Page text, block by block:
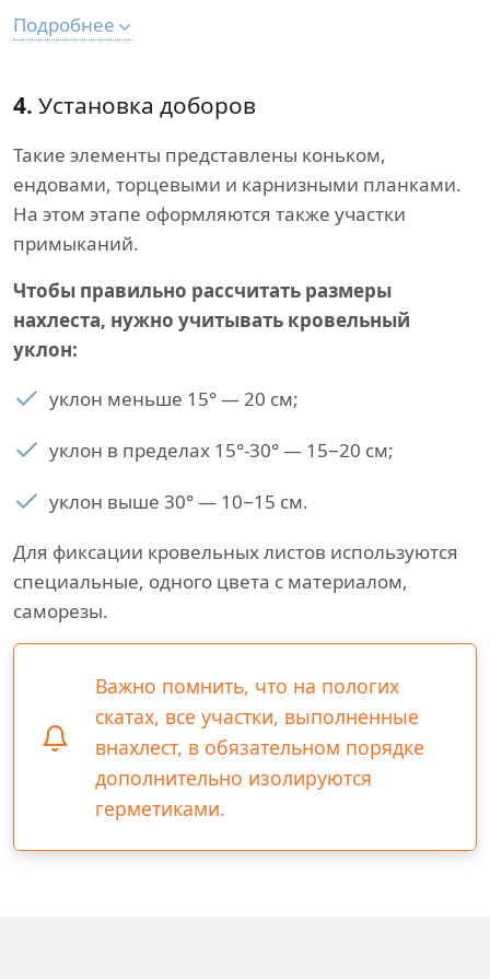
Подробнее
4. Установка доборов
Такие элементы представлены коньком,
ендовами, торцевыми и карнизными планками.
На этом этапе оформляются также участки
примыканий.
Чтобы правильно рассчитать размеры
нахлеста, нужно учитывать кровельный
уклон:
уклон меньше 15° — 20 см;
уклон в пределах 15°-30° — 15−20 см;
уклон выше 30° — 10−15 см.
Для фиксации кровельных листов используются
специальные, одного цвета с материалом,
саморезы.
Важно помнить, что на пологих
скатах, все участки, выполненные
внахлест, в обязательном порядке
дополнительно изолируются
герметиками.